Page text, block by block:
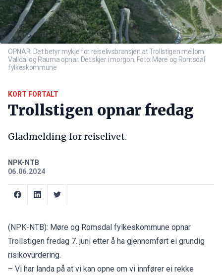
OPNAR: Det betyr mykje for reiselivsbransjen at Trollstigen mellom
Valldal og Rauma opnar. Det skjer i morgon. Foto: Møre og Romsdal
fylkeskommune
KORT FORTALT
Trollstigen opnar fredag
Gladmelding for reiselivet.
NPK-NTB
06.06.2024
(NPK-NTB): Møre og Romsdal fylkeskommune opnar
Trollstigen fredag 7. juni etter å ha gjennomført ei grundig
risikovurdering.
– Vi har landa på at vi kan opne om vi innfører ei rekke